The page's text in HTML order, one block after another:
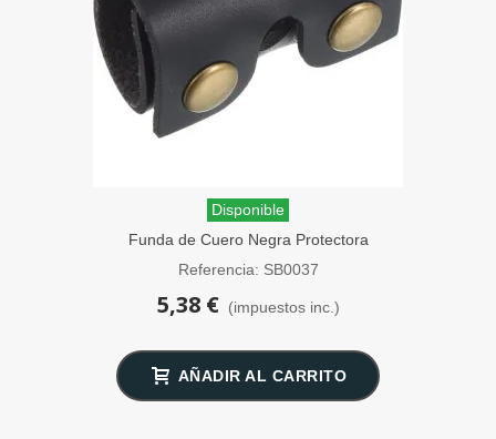
Disponible
Funda de Cuero Negra Protectora
Maquinillas Afeitar SensaBien
Referencia: SB0037
5,38 € (impuestos inc.)
AÑADIR AL CARRITO